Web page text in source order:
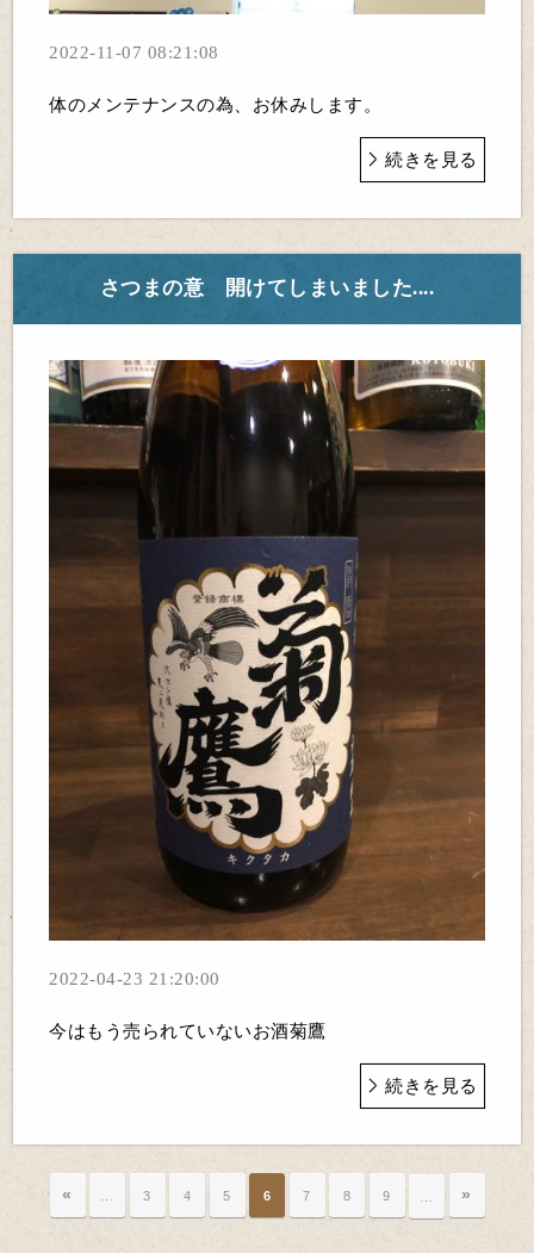
2022-11-07 08:21:08
体のメンテナンスの為、お休みします。
続きを見る
さつまの意 開けてしまいました....
2022-04-23 21:20:00
今はもう売られていないお酒菊鷹
続きを見る
« … 3 4 5 6 7 8 9 … »